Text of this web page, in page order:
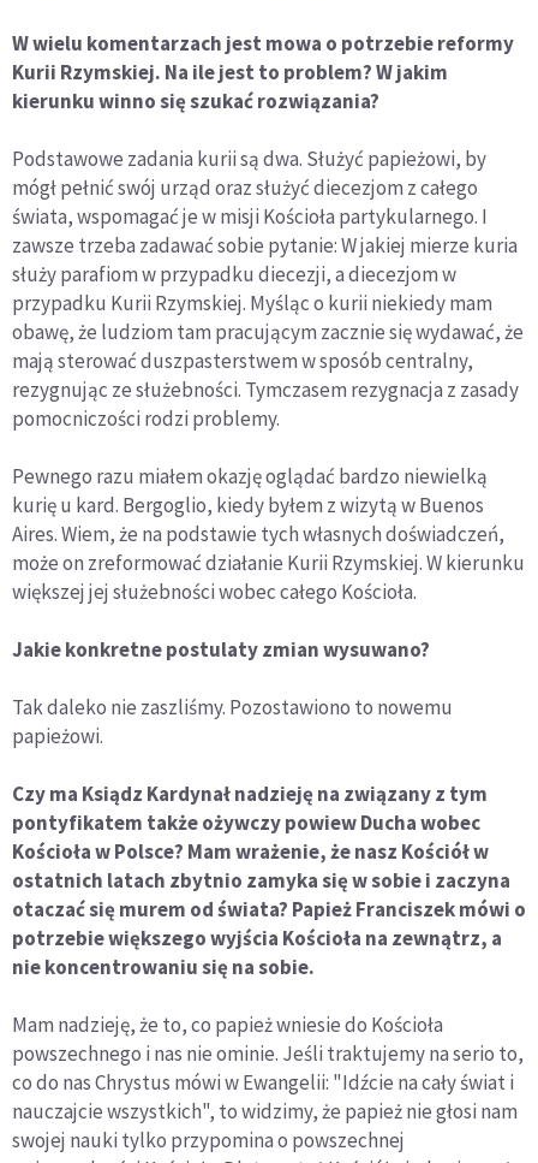
W wielu komentarzach jest mowa o potrzebie reformy
Kurii Rzymskiej. Na ile jest to problem? W jakim
kierunku winno się szukać rozwiązania?
Podstawowe zadania kurii są dwa. Służyć papieżowi, by
mógł pełnić swój urząd oraz służyć diecezjom z całego
świata, wspomagać je w misji Kościoła partykularnego. I
zawsze trzeba zadawać sobie pytanie: W jakiej mierze kuria
służy parafiom w przypadku diecezji, a diecezjom w
przypadku Kurii Rzymskiej. Myśląc o kurii niekiedy mam
obawę, że ludziom tam pracującym zacznie się wydawać, że
mają sterować duszpasterstwem w sposób centralny,
rezygnując ze służebności. Tymczasem rezygnacja z zasady
pomocniczości rodzi problemy.
Pewnego razu miałem okazję oglądać bardzo niewielką
kurię u kard. Bergoglio, kiedy byłem z wizytą w Buenos
Aires. Wiem, że na podstawie tych własnych doświadczeń,
może on zreformować działanie Kurii Rzymskiej. W kierunku
większej jej służebności wobec całego Kościoła.
Jakie konkretne postulaty zmian wysuwano?
Tak daleko nie zaszliśmy. Pozostawiono to nowemu
papieżowi.
Czy ma Ksiądz Kardynał nadzieję na związany z tym
pontyfikatem także ożywczy powiew Ducha wobec
Kościoła w Polsce? Mam wrażenie, że nasz Kościół w
ostatnich latach zbytnio zamyka się w sobie i zaczyna
otaczać się murem od świata? Papież Franciszek mówi o
potrzebie większego wyjścia Kościoła na zewnątrz, a
nie koncentrowaniu się na sobie.
Mam nadzieję, że to, co papież wniesie do Kościoła
powszechnego i nas nie ominie. Jeśli traktujemy na serio to,
co do nas Chrystus mówi w Ewangelii: "Idźcie na cały świat i
nauczajcie wszystkich", to widzimy, że papież nie głosi nam
swojej nauki tylko przypomina o powszechnej